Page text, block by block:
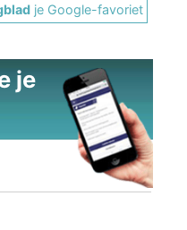
je Google-favoriet
je